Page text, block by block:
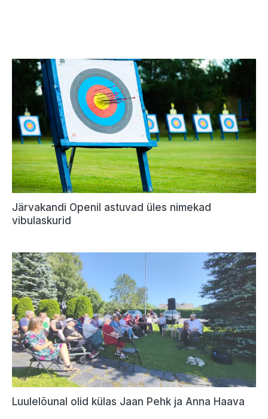
Järvakandi Openil astuvad üles nimekad
vibulaskurid
Luulelõunal olid külas Jaan Pehk ja Anna Haava